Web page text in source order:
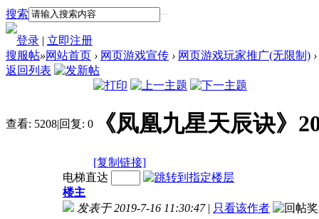
搜索
登录 | 立即注册
搜服帖»网站首页 › 网页游戏宣传 › 网页游戏玩家推广(无限制) ›
返回列表
查看: 5208|回复: 0 《凤凰九星天辰诀》
[复制链接]
电梯直达
楼主
发表于 2019-7-16 11:30:47 | 只看该作者